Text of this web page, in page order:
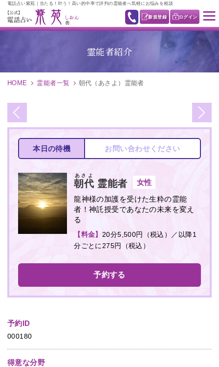
電話占い紫苑｜当たる！叶う！高い的中率で評判の霊能者へ気軽にお悩みを相談
新規登録 ログイン
霊能者紹介
HOME 霊能者一覧 朝代（あさよ）霊能者
本日の待機 お問い合わせください
朝代
あさよ
霊能者 女性
龍神様の加護を受けた生粋の霊能
者！神託授受であなたの未来を変え
る
【料金】 20分5,500円（税込）／以降1
分ごとに275円（税込）
予約する
予約ID
000180
得意な分野